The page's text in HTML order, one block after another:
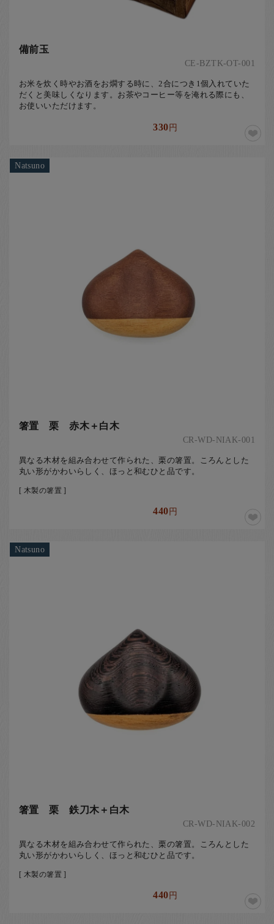
備前玉
CE-BZTK-OT-001
お米を炊く時やお酒をお燗する時に、2合につき1個入れていた
だくと美味しくなります。お茶やコーヒー等を淹れる際にも、
お使いいただけます。
330円
Natsuno
箸置 栗 赤木＋白木
CR-WD-NIAK-001
異なる木材を組み合わせて作られた、栗の箸置。ころんとした
丸い形がかわいらしく、ほっと和むひと品です。
[ 木製の箸置 ]
440円
Natsuno
箸置 栗 鉄刀木＋白木
CR-WD-NIAK-002
異なる木材を組み合わせて作られた、栗の箸置。ころんとした
丸い形がかわいらしく、ほっと和むひと品です。
[ 木製の箸置 ]
440円